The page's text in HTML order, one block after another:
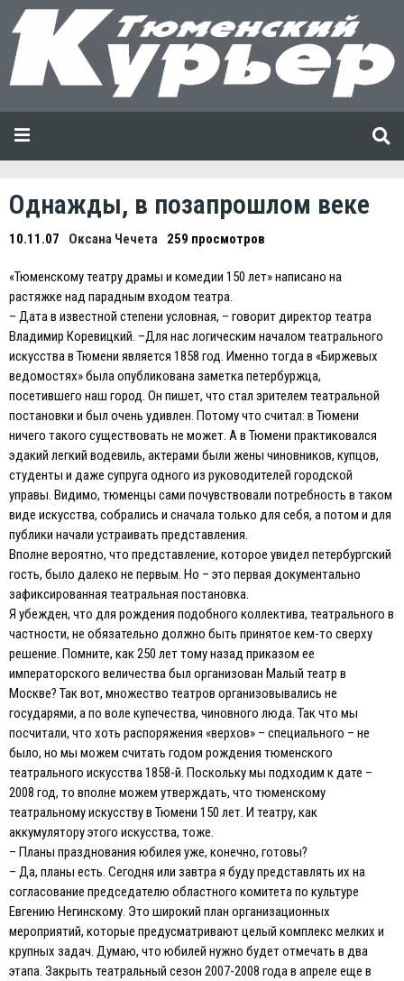
Однажды, в позапрошлом веке
10.11.07 Оксана Чечета 259 просмотров
«Тюменскому театру драмы и комедии 150 лет» написано на
растяжке над парадным входом театра.
– Дата в известной степени условная, – говорит директор театра
Владимир Коревицкий. –Для нас логическим началом театрального
искусства в Тюмени является 1858 год. Именно тогда в «Биржевых
ведомостях» была опубликована заметка петербуржца,
посетившего наш город. Он пишет, что стал зрителем театральной
постановки и был очень удивлен. Потому что считал: в Тюмени
ничего такого существовать не может. А в Тюмени практиковался
эдакий легкий водевиль, актерами были жены чиновников, купцов,
студенты и даже супруга одного из руководителей городской
управы. Видимо, тюменцы сами почувствовали потребность в таком
виде искусства, собрались и сначала только для себя, а потом и для
публики начали устраивать представления.
Вполне вероятно, что представление, которое увидел петербургский
гость, было далеко не первым. Но – это первая документально
зафиксированная театральная постановка.
Я убежден, что для рождения подобного коллектива, театрального в
частности, не обязательно должно быть принятое кем-то сверху
решение. Помните, как 250 лет тому назад приказом ее
императорского величества был организован Малый театр в
Москве? Так вот, множество театров организовывались не
государями, а по воле купечества, чиновного люда. Так что мы
посчитали, что хоть распоряжения «верхов» – специального – не
было, но мы можем считать годом рождения тюменского
театрального искусства 1858-й. Поскольку мы подходим к дате –
2008 год, то вполне можем утверждать, что тюменскому
театральному искусству в Тюмени 150 лет. И театру, как
аккумулятору этого искусства, тоже.
– Планы празднования юбилея уже, конечно, готовы?
– Да, планы есть. Сегодня или завтра я буду представлять их на
согласование председателю областного комитета по культуре
Евгению Негинскому. Это широкий план организационных
мероприятий, которые предусматривают целый комплекс мелких и
крупных задач. Думаю, что юбилей нужно будет отмечать в два
этапа. Закрыть театральный сезон 2007-2008 года в апреле еще в